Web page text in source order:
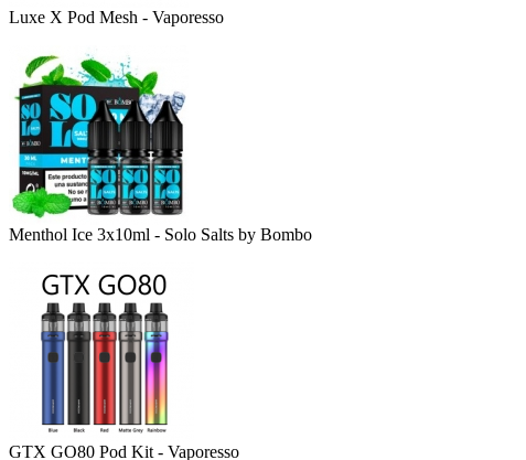
Luxe X Pod Mesh - Vaporesso
Menthol Ice 3x10ml - Solo Salts by Bombo
GTX GO80 Pod Kit - Vaporesso